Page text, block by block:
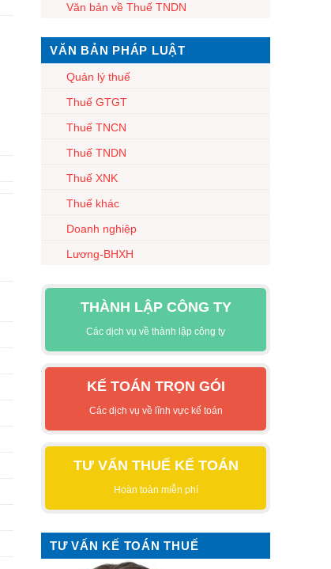
Văn bản về Thuế TNDN
VĂN BẢN PHÁP LUẬT
Quản lý thuế
Thuế GTGT
Thuế TNCN
Thuế TNDN
Thuế XNK
Thuế khác
Doanh nghiệp
Lương-BHXH
THÀNH LẬP CÔNG TY
Các dịch vụ về thành lập công ty
KẾ TOÁN TRỌN GÓI
Các dịch vụ về lĩnh vực kế toán
TƯ VẤN THUẾ KẾ TOÁN
Hoàn toàn miễn phí
TƯ VẤN KẾ TOÁN THUẾ